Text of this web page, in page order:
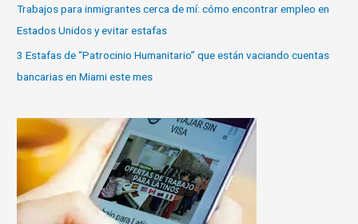
Trabajos para inmigrantes cerca de mí: cómo encontrar empleo en
Estados Unidos y evitar estafas
3 Estafas de “Patrocinio Humanitario” que están vaciando cuentas
bancarias en Miami este mes